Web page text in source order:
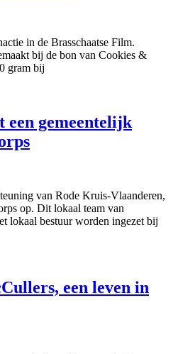
in de Brasschaatse Film.
bij de bon van Cookies &
gram bij
een gemeentelijk
van Rode Kruis-Vlaanderen,
op. Dit lokaal team van
lokaal bestuur worden ingezet bij
een leven in